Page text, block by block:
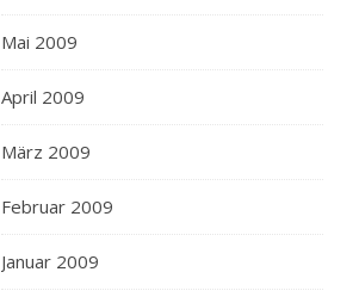
Mai 2009
April 2009
März 2009
Februar 2009
Januar 2009